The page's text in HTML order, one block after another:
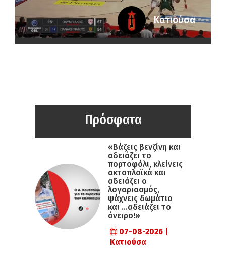
Κατιούσα
Πρόσφατα
«Βάζεις βενζίνη και
αδειάζει το
πορτοφόλι, κλείνεις
ακτοπλοϊκά και
αδειάζει ο
λογαριασμός,
ψάχνεις δωμάτιο
και …αδειάζει το
όνειρο!»
07-08-2026 |
Κατιούσα